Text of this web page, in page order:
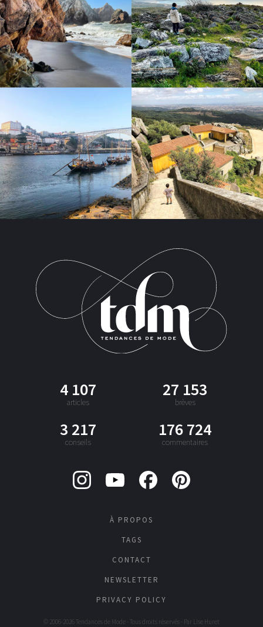
4 107
articles
27 153
brèves
3 217
conseils
176 724
commentaires
À PROPOS
TAGS
CONTACT
NEWSLETTER
PRIVACY POLICY
© 2006-2026 Tendances de Mode - Tous droits réservés - Par Lise Huret